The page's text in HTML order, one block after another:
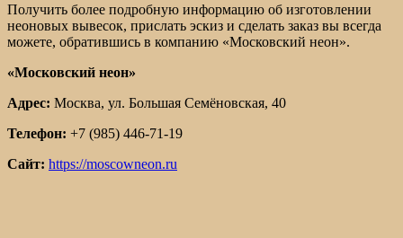
Получить более подробную информацию об изготовлении
неоновых вывесок, прислать эскиз и сделать заказ вы всегда
можете, обратившись в компанию «Московский неон».
«Московский неон»
Адрес: Москва, ул. Большая Семёновская, 40
Телефон: +7 (985) 446-71-19
Сайт: https://moscowneon.ru